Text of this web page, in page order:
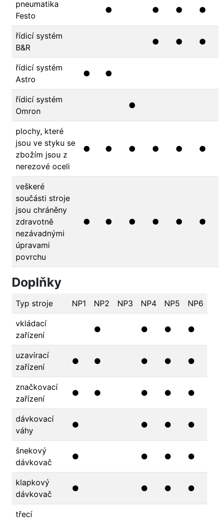
pneumatika
Festo
● ● ● ●
řídicí systém
B&R
● ● ●
řídicí systém
Astro
● ●
řídicí systém
Omron
●
plochy, které
jsou ve styku se
zbožím jsou z
nerezové oceli
● ● ● ● ● ●
veškeré
součásti stroje
jsou chráněny
zdravotně
nezávadnými
úpravami
povrchu
● ● ● ● ● ●
Doplňky
Typ stroje NP1 NP2 NP3 NP4 NP5 NP6
vkládací
zařízení
● ● ● ●
uzavírací
zařízení
● ● ● ● ●
značkovací
zařízení
● ● ● ● ●
dávkovací
váhy
● ● ● ●
šnekový
dávkovač
● ● ● ●
klapkový
dávkovač
● ● ● ●
třecí